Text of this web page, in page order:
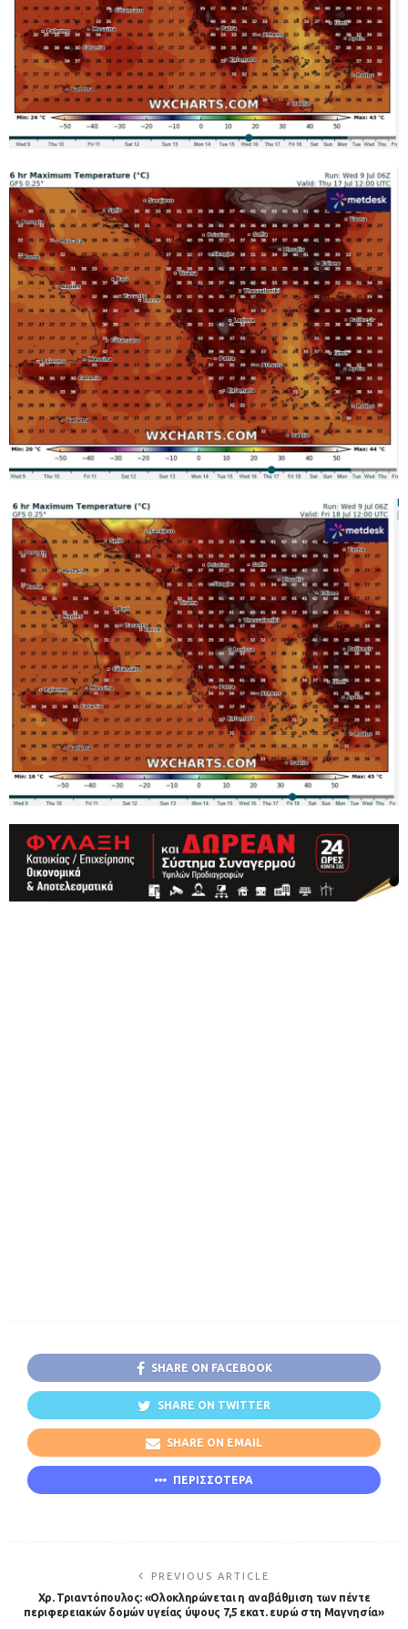
SHARE ON FACEBOOK
SHARE ON TWITTER
SHARE ON EMAIL
ΠΕΡΙΣΣΟΤΕΡΑ
PREVIOUS ARTICLE
Χρ. Τριαντόπουλος: «Ολοκληρώνεται η αναβάθμιση των πέντε
περιφερειακών δομών υγείας ύψους 7,5 εκατ. ευρώ στη Μαγνησία»